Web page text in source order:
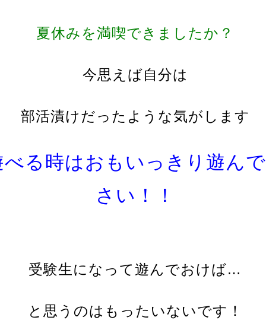
夏休みを満喫できましたか？
今思えば自分は
部活漬けだったような気がします
べる時はおもいっきり遊ん
さい！！
受験生になって遊んでおけば…
と思うのはもったいないです！